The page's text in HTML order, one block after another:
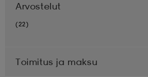
Arvostelut
(22)
Toimitus ja maksu